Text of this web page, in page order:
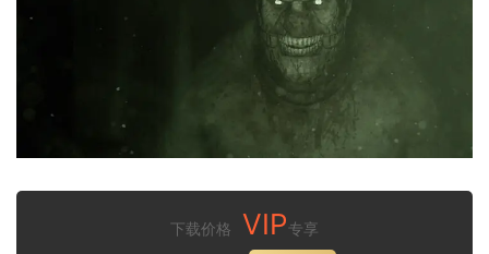
下载价格 VIP专享